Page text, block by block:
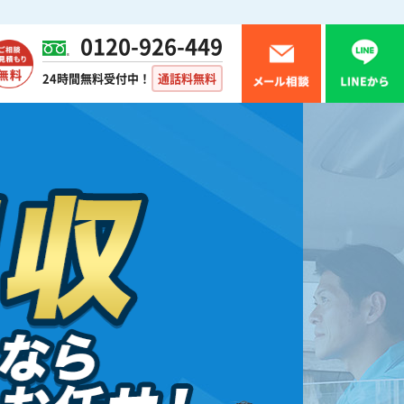
0120-926-449
24時間無料受付中！ 通話料無料